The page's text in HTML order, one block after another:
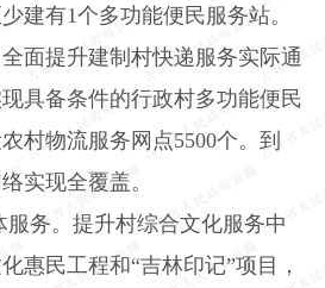
建有1个多功能便民服务站。
面提升建制村快递服务实际通
具备条件的行政村多功能便民
村物流服务网点5500个。到
实现全覆盖。
服务。提升村综合文化服务中
惠民工程和“吉林印记”项目，